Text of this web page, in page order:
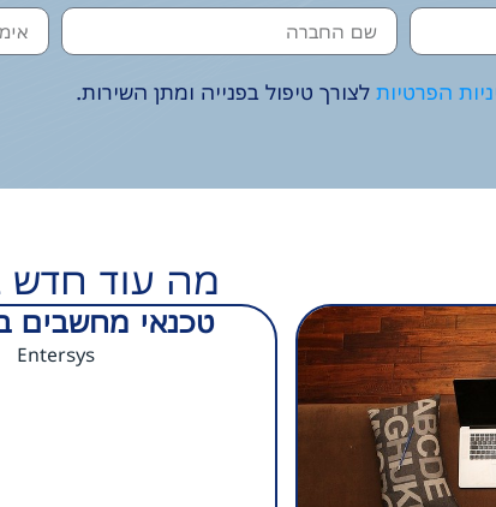
הפרטיות לצורך טיפול בפנייה ומתן השירות.
מה עוד חדש
טכנאי מחשבים
Entersys